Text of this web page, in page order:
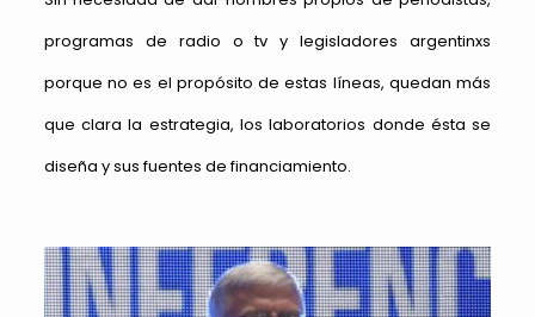
programas de radio o tv y legisladores argentinxs
porque no es el propósito de estas líneas, quedan más
que clara la estrategia, los laboratorios donde ésta se
diseña y sus fuentes de financiamiento.